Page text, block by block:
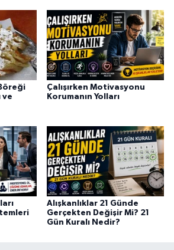
ve
Çalışırken Motivasyonu
Korumanın Yolları
Alışkanlıklar 21 Günde
Gerçekten Değişir Mi? 21
Gün Kuralı Nedir?